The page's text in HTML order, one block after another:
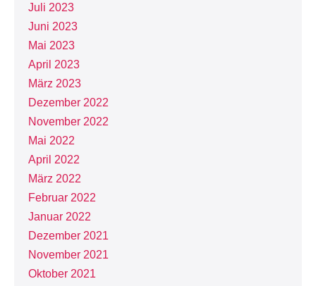
Juli 2023
Juni 2023
Mai 2023
April 2023
März 2023
Dezember 2022
November 2022
Mai 2022
April 2022
März 2022
Februar 2022
Januar 2022
Dezember 2021
November 2021
Oktober 2021